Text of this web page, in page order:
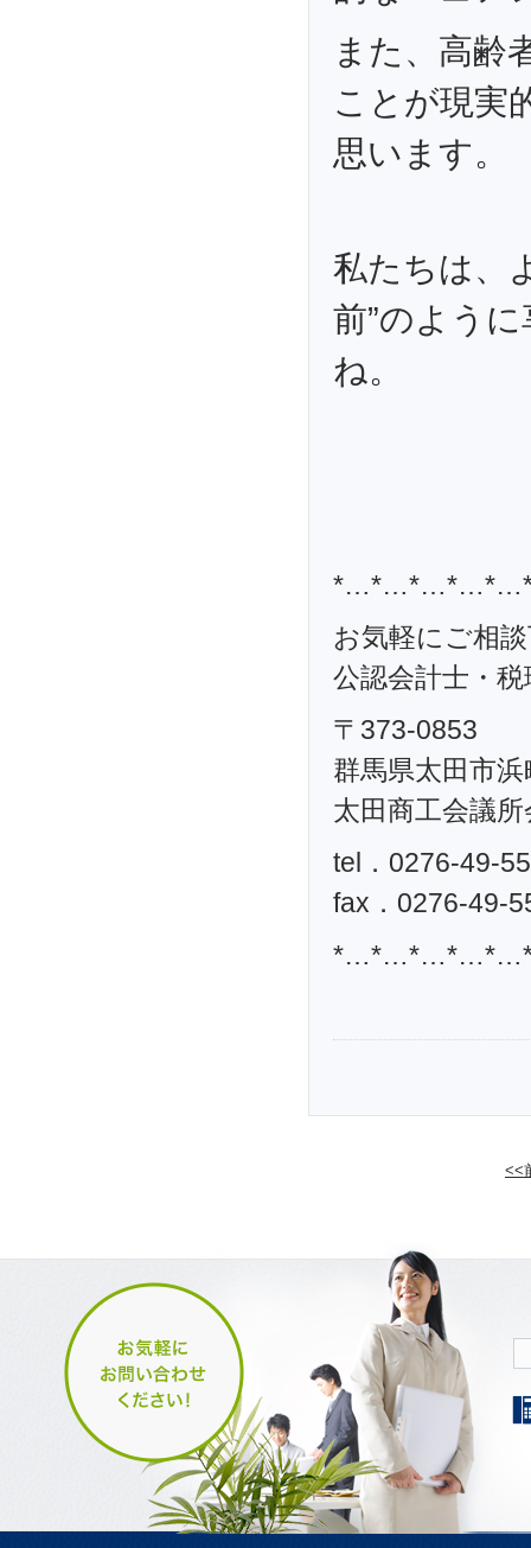
また、高齢
ことが現実
思います。
私たちは、
前”のよう
ね。
お気軽にご相
公認会計士・
〒373-0853
群馬県太田市
太田商工会議
tel．0276-49-
fax．0276-49-
<<